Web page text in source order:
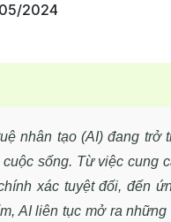
2024
nhân tạo (AI) đang trở
cuộc sống. Từ việc cung
xác tuyệt đối, đến
AI liên tục mở ra